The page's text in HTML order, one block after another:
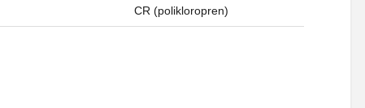
CR (polikloropren)